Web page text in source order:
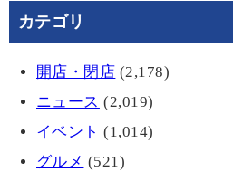
カテゴリ
開店・閉店 (2,178)
ニュース (2,019)
イベント (1,014)
グルメ (521)